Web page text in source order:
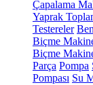
Çapalama
Yaprak
Testereler
Biçme
Biçme
Parça Pompa
Pompası Su